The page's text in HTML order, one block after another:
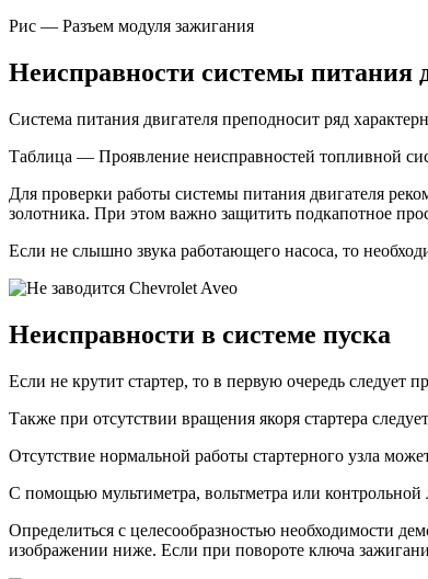
Рис — Разъем модуля зажигания
Неисправности системы питания
Система питания двигателя преподносит ряд
Таблица — Проявление неисправностей топливной
Для проверки работы системы питания двигателя
золотника. При этом важно защитить подкапотное
Если не слышно звука работающего насоса, то
Неисправности в системе пуска
Если не крутит стартер, то в первую очередь следует
Также при отсутствии вращения якоря стартера
Отсутствие нормальной работы стартерного узла
С помощью мультиметра, вольтметра или
Определиться с целесообразностью необходимости
изображении ниже. Если при повороте ключа